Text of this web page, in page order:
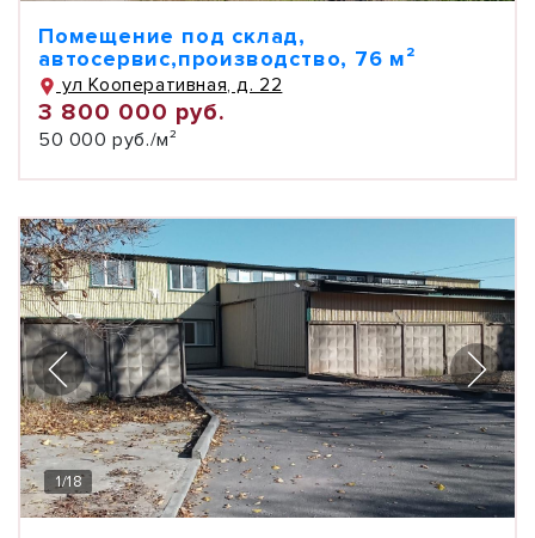
Помещение под склад,
автосервис,производство, 76 м²
ул Кооперативная, д. 22
3 800 000 руб.
50 000 руб./м²
1/18